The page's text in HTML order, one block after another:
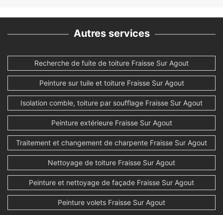
Autres services
Recherche de fuite de toiture Fraisse Sur Agout
Peinture sur tuile et toiture Fraisse Sur Agout
Isolation comble, toiture par soufflage Fraisse Sur Agout
Peinture extérieure Fraisse Sur Agout
Traitement et changement de charpente Fraisse Sur Agout
Nettoyage de toiture Fraisse Sur Agout
Peinture et nettoyage de façade Fraisse Sur Agout
Peinture volets Fraisse Sur Agout